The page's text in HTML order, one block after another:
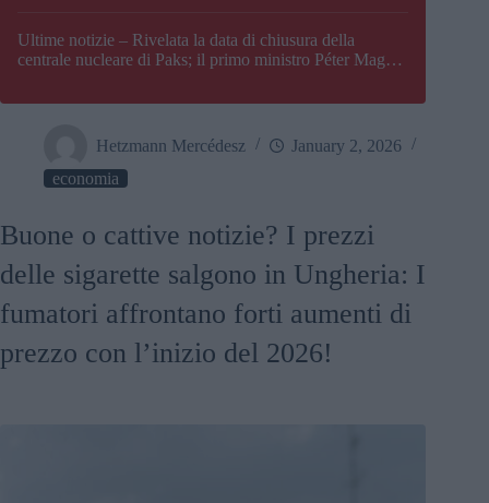
Ultime notizie – Rivelata la data di chiusura della
centrale nucleare di Paks; il primo ministro Péter Magyar
Hetzmann Mercédesz
January 2, 2026
economia
Buone o cattive notizie? I prezzi
delle sigarette salgono in Ungheria: I
fumatori affrontano forti aumenti di
prezzo con l’inizio del 2026!